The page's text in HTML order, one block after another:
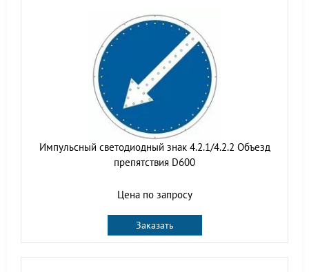
Импульсный светодиодный знак 4.2.1/4.2.2 Объезд
препятствия D600
Цена по запросу
Заказать